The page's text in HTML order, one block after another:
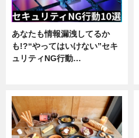
あなたも情報漏洩してるか
も!?“やってはいけない”セキ
ュリティNG行動…